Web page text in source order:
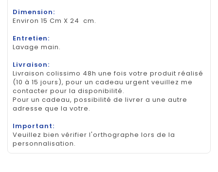
Dimension:
Environ 15 Cm X 24 cm.
Entretien:
Lavage main.
Livraison:
Livraison colissimo 48h une fois votre produit réalisé
(10 à 15 jours), pour un cadeau urgent veuillez me
contacter pour la disponibilité.
Pour un cadeau, possibilité de livrer a une autre
adresse que la votre.
Important:
Veuillez bien vérifier l'orthographe lors de la
personnalisation.